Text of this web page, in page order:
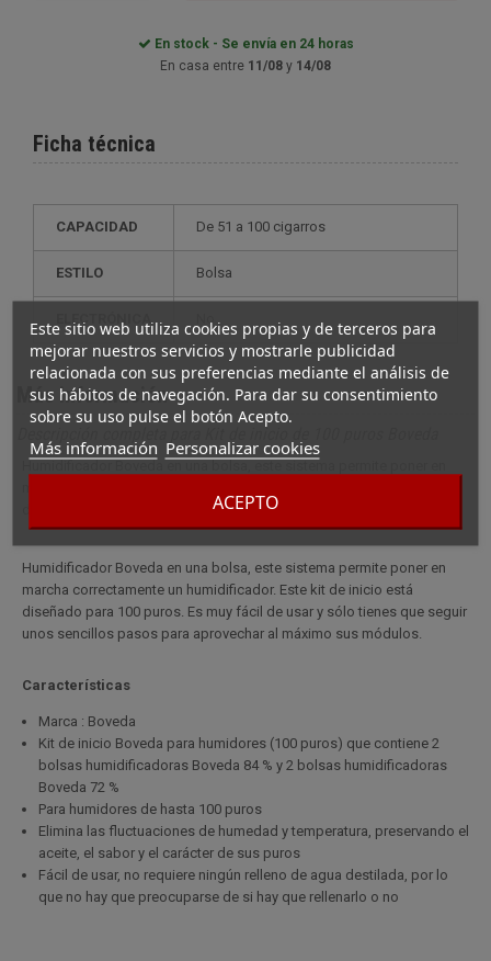
Este sitio web utiliza cookies propias y de terceros para
mejorar nuestros servicios y mostrarle publicidad
relacionada con sus preferencias mediante el análisis de
sus hábitos de navegación. Para dar su consentimiento
sobre su uso pulse el botón Acepto.
Más información Personalizar cookies
ACEPTO
En stock - Se envía en 24 horas
En casa entre 11/08 y 14/08
Ficha técnica
CAPACIDAD de 51 a 100 cigarros
ESTILO bolsa
ELECTRÓNICA no
Más información
Humidificador Boveda en una bolsa, este sistema permite poner en
marcha correctamente un humidificador. Este kit de inicio está
diseñado para 100 puros. Es muy fácil de usar y sólo tienes que seguir
unos sencillos pasos para aprovechar al máximo sus módulos.
Características
Marca : Boveda
Kit de inicio Boveda para humidores (100 puros) que contiene 2
bolsas humidificadoras Boveda 84 % y 2 bolsas humidificadoras
Boveda 72 %
Para humidores de hasta 100 puros
Elimina las fluctuaciones de humedad y temperatura, preservando el
aceite, el sabor y el carácter de sus puros
Fácil de usar, no requiere ningún relleno de agua destilada, por lo
que no hay que preocuparse de si hay que rellenarlo o no